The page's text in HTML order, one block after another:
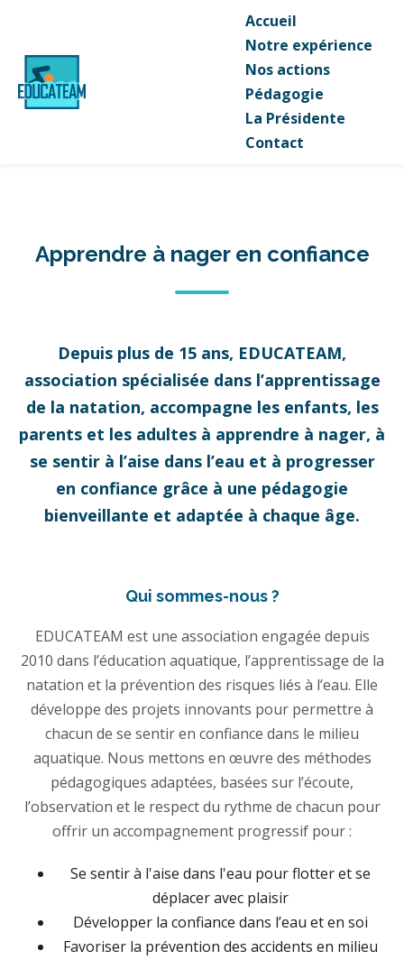
Accueil
Notre expérience
Nos actions
Pédagogie
La Présidente
Contact
Apprendre à nager en confiance
Depuis plus de 15 ans, EDUCATEAM,
association spécialisée dans l’apprentissage
de la natation, accompagne les enfants, les
parents et les adultes à apprendre à nager, à
se sentir à l’aise dans l’eau et à progresser
en confiance grâce à une pédagogie
bienveillante et adaptée à chaque âge.
Qui sommes-nous ?
EDUCATEAM est une association engagée depuis
2010 dans l’éducation aquatique, l’apprentissage de la
natation et la prévention des risques liés à l’eau. Elle
développe des projets innovants pour permettre à
chacun de se sentir en confiance dans le milieu
aquatique. Nous mettons en œuvre des méthodes
pédagogiques adaptées, basées sur l’écoute,
l’observation et le respect du rythme de chacun pour
offrir un accompagnement progressif pour :
Se sentir à l'aise dans l'eau pour flotter et se
déplacer avec plaisir
Développer la confiance dans l’eau et en soi
Favoriser la prévention des accidents en milieu